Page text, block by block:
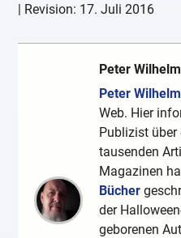
| Revision: 17. Juli 2016
Peter Wilhelm
Peter Wilhelm
Web. Hier
Publizist über
tausenden
Magazinen
Bücher
der
geborenen